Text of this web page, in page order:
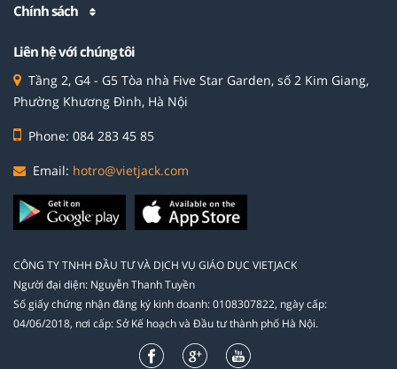
Chính sách
Liên hệ với chúng tôi
Tầng 2, G4 - G5 Tòa nhà Five Star Garden, số 2 Kim Giang,
Phường Khương Đình, Hà Nội
Phone: 084 283 45 85
Email: hotro@vietjack.com
CÔNG TY TNHH ĐẦU TƯ VÀ DỊCH VỤ GIÁO DỤC VIETJACK
Người đại diện: Nguyễn Thanh Tuyền
Số giấy chứng nhận đăng ký kinh doanh: 0108307822, ngày cấp:
04/06/2018, nơi cấp: Sở Kế hoạch và Đầu tư thành phố Hà Nội.